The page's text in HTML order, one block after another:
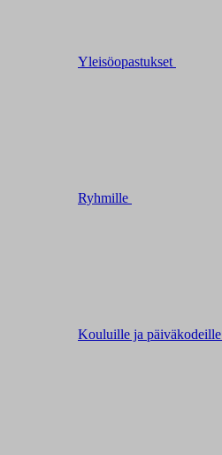
Yleisöopastukset
Ryhmille
Kouluille ja päiväkodeille